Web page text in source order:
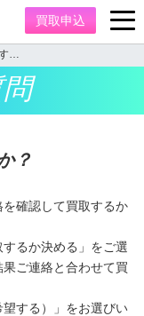
買取申込
…
？
確認して買取するか
るか決める」をご選
ご連絡と合わせて買
望する）」をお選びい